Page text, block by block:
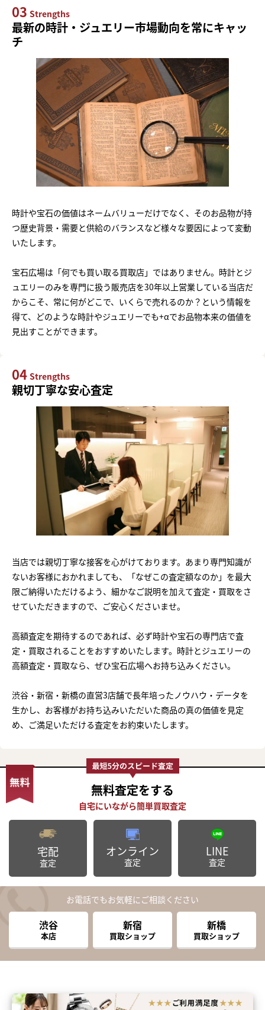
03 Strengths
最新の時計・ジュエリー市場動向を常にキャッ
チ
時計や宝石の価値はネームバリューだけでなく、そのお品物が持
つ歴史背景・需要と供給のバランスなど様々な要因によって変動
いたします。
宝石広場は「何でも買い取る買取店」ではありません。時計とジ
ュエリーのみを専門に扱う販売店を30年以上営業している当店だ
からこそ、常に何がどこで、いくらで売れるのか？という情報を
得て、どのような時計やジュエリーでも+αでお品物本来の価値を
見出すことができます。
04 Strengths
親切丁寧な安心査定
当店では親切丁寧な接客を心がけております。あまり専門知識が
ないお客様におかれましても、「なぜこの査定額なのか」を最大
限ご納得いただけるよう、細かなご説明を加えて査定・買取をさ
せていただきますので、ご安心くださいませ。
高額査定を期待するのであれば、必ず時計や宝石の専門店で査
定・買取されることをおすすめいたします。時計とジュエリーの
高額査定・買取なら、ぜひ宝石広場へお持ち込みください。
渋谷・新宿・新橋の直営3店舗で長年培ったノウハウ・データを
生かし、お客様がお持ち込みいただいた商品の真の価値を見定
め、ご満足いただける査定をお約束いたします。
無料査定をする
宅配
査定
オンライン
査定
LINE
査定
お電話でもお気軽にご相談ください
渋谷
本店
新宿
買取ショップ
新橋
買取ショップ